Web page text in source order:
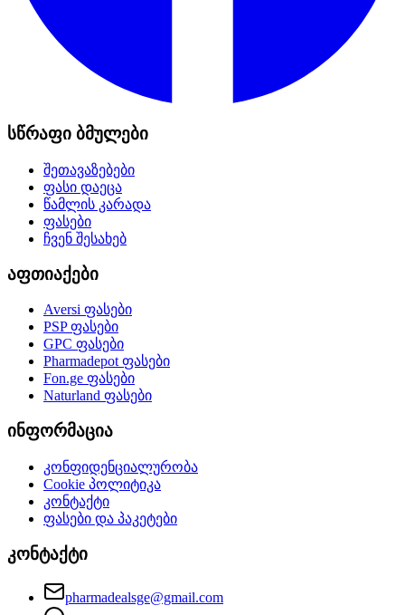
სწრაფი ბმულები
შეთავაზებები
ფასი დაეცა
წამლის კარადა
ფასები
ჩვენ შესახებ
აფთიაქები
Aversi ფასები
PSPფასები
GPC ფასები
Pharmadepotფასები
Fon.ge ფასები
Naturland ფასები
ინფორმაცია
კონფიდენციალურობა
Cookie პოლიტიკა
კონტაქტი
ფასები და პაკეტები
კონტაქტი
pharmadealsge@gmail.com